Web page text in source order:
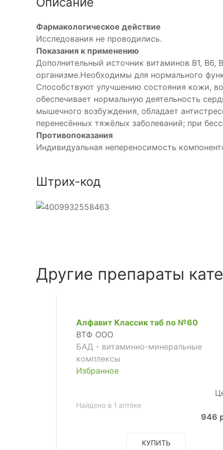
Фармакологическое действие
Исследования не проводились.
Показания к применению
Дополнительный источник витаминов В1,
организме.Необходимы для нормального
Способствуют улучшению состояния кожи,
обеспечивает нормальную деятельность
мышечного возбуждения, обладает
перенесённых тяжёлых заболеваний; при
Противопоказания
Индивидуальная непереносимость
Штрих-код
Другие препараты
Алфавит Классик таб по №60
ВТФ ООО
БАД - витаминно-минеральные
комплексы
Избранное
Найдено в 1 аптеке
946
КУПИТЬ